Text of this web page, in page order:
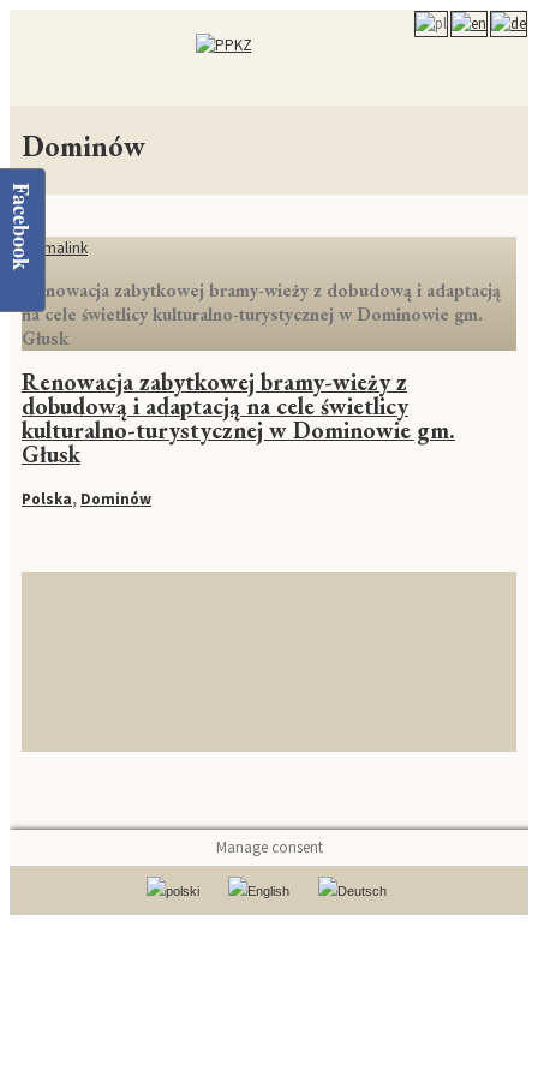
Dominów
Permalink
Renowacja zabytkowej bramy-wieży z dobudową i adaptacją
na cele świetlicy kulturalno-turystycznej w Dominowie gm.
Głusk
Renowacja zabytkowej bramy-wieży z
dobudową i adaptacją na cele świetlicy
kulturalno-turystycznej w Dominowie gm.
Głusk
Polska, Dominów
Manage consent
Facebook